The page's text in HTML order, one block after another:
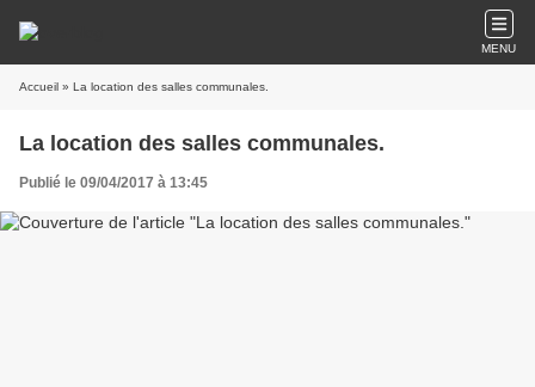
MENU
Accueil » La location des salles communales.
La location des salles communales.
Publié le 09/04/2017 à 13:45